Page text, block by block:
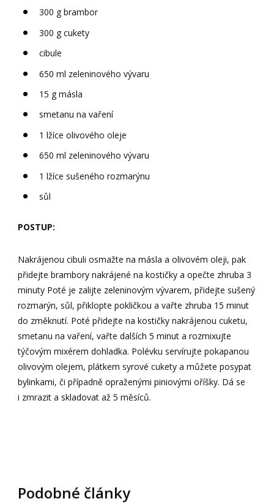
300 g brambor
300 g cukety
cibule
650 ml zeleninového vývaru
15 g másla
smetanu na vaření
1 lžíce olivového oleje
650 ml zeleninového vývaru
1 lžíce sušeného rozmarýnu
sůl
POSTUP:
Nakrájenou cibuli osmažte na másla a olivovém oleji, pak
přidejte brambory nakrájené na kostičky a opečte zhruba 3
minuty Poté je zalijte zeleninovým vývarem, přidejte sušený
rozmarýn, sůl, přiklopte pokličkou a vařte zhruba 15 minut
do změknutí. Poté přidejte na kostičky nakrájenou cuketu,
smetanu na vaření, vařte dalších 5 minut a rozmixujte
týčovým mixérem dohladka. Polévku servírujte pokapanou
olivovým olejem, plátkem syrové cukety a můžete posypat
bylinkami, či případně opraženými piniovými oříšky. Dá se
i zmrazit a skladovat až 5 měsíců.
Podobné články